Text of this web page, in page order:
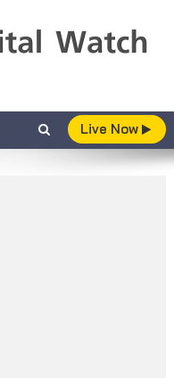
Live Now